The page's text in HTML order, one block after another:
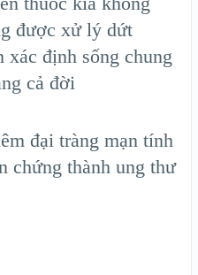
được xử lý dứt
xác định sống chung
cả đời
đại tràng mạn tính
chứng thành ung thư